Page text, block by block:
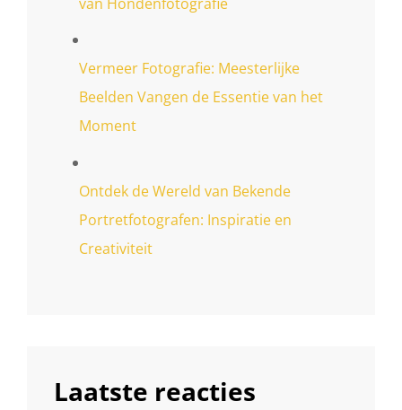
Vermeer Fotografie: Meesterlijke
Beelden Vangen de Essentie van het
Moment
Ontdek de Wereld van Bekende
Portretfotografen: Inspiratie en
Creativiteit
Laatste reacties